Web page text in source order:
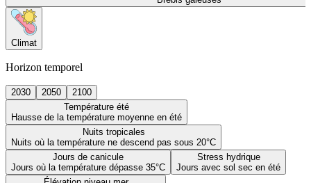
Climat
Horizon temporel
2030 2050
2100
Température été
Hausse de la température moyenne en été
Nuits tropicales
Nuits où la température ne descend pas sous 20°C
Jours de canicule
Jours où la température dépasse 35°C
Stress hydrique
Jours avec sol sec en été